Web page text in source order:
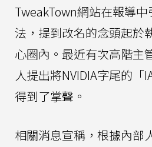
TweakTown網站在報導
法，提到改名的念頭起於
心圈內。最近有次高階主
人提出將NVIDIA字尾的「
得到了掌聲。
相關消息宣稱，根據內部